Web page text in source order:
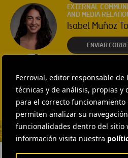
Ferrovial, editor responsable de
técnicas y de análisis, propias y
para el correcto
permiten analizar su
funcionalidades dentro del sitio
información visita nuestra
EXTERNAL
AND MEDIA
Isabel Muñoz
ENVIAR
EXTERNAL
Fátima Gracia
Vargas